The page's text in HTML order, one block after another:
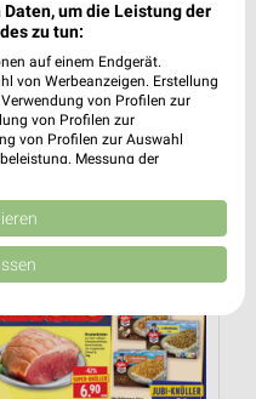
ab 03.08.
um die Leistung der
zu tun:
auf einem Endgerät.
von Werbeanzeigen. Erstellung
von Profilen zur
von Profilen zur
von Profilen zur Auswahl
Messung der
Quellen. Entwicklung und
Daten zur Auswahl
Union weitergegeben und in die